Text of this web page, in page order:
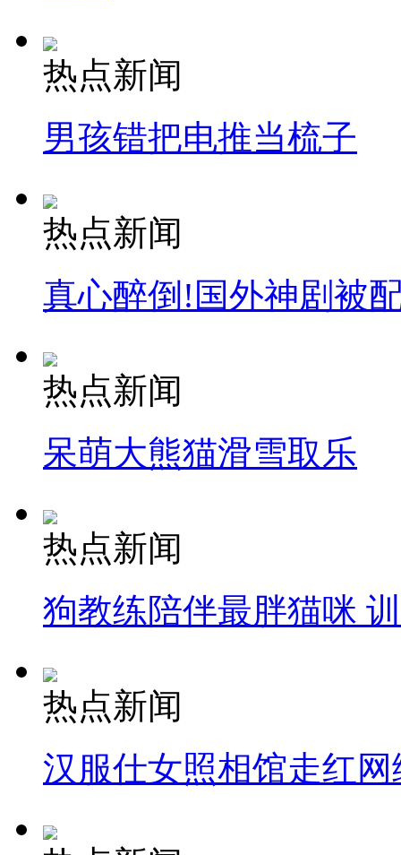
热点新闻
男孩错把电推当梳子
热点新闻
真心醉倒!国外神剧被
热点新闻
呆萌大熊猫滑雪取乐
热点新闻
狗教练陪伴最胖猫咪
热点新闻
汉服仕女照相馆走红网